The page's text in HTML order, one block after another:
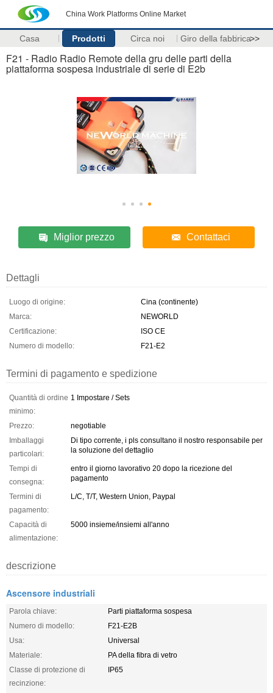
China Work Platforms Online Market
Casa Prodotti Circa noi Giro della fabbrica>>
F21 - Radio Radio Remote della gru delle parti della
piattaforma sospesa industriale di serie di E2b
Miglior prezzo Contattaci
Dettagli
Luogo di origine:
Cina (continente)
Marca:
NEWORLD
Certificazione:
ISO CE
Numero di modello:
F21-E2
Termini di pagamento e spedizione
Quantità di ordine
minimo:
1 Impostare / Sets
Prezzo:
negotiable
Imballaggi
particolari:
Di tipo corrente, i pls consultano il nostro responsabile per
la soluzione del dettaglio
Tempi di
consegna:
entro il giorno lavorativo 20 dopo la ricezione del
pagamento
Termini di
pagamento:
L/C, T/T, Western Union, Paypal
Capacità di
alimentazione:
5000 insieme/insiemi all'anno
descrizione
Ascensore industriali
Parola chiave:
Parti piattaforma sospesa
Numero di modello:
F21-E2B
Usa:
Universal
Materiale:
PA della fibra di vetro
Classe di protezione di
recinzione:
IP65